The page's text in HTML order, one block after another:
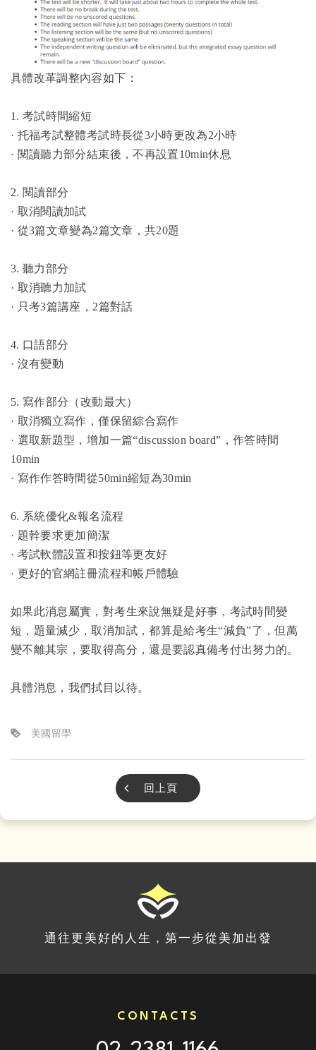
具體改革調整內容如下：
1. 考試時間縮短
· 托福考試整體考試時長從3小時更改為2小時
· 閱讀聽力部分結束後，不再設置10min休息
2. 閱讀部分
· 取消閱讀加試
· 從3篇文章變為2篇文章，共20題
3. 聽力部分
· 取消聽力加試
· 只考3篇講座，2篇對話
4. 口語部分
· 沒有變動
5. 寫作部分（改動最大）
· 取消獨立寫作，僅保留綜合寫作
· 選取新題型，增加一篇“discussion board”，作答時間
10min
· 寫作作答時間從50min縮短為30min
6. 系統優化&報名流程
· 題幹要求更加簡潔
· 考試軟體設置和按鈕等更友好
· 更好的官網註冊流程和帳戶體驗
如果此消息屬實，對考生來說無疑是好事，考試時間變
短，題量減少，取消加試，都算是給考生“減負”了，但萬
變不離其宗，要取得高分，還是要認真備考付出努力的。
具體消息，我們拭目以待。
美國留學
回上頁
通往更美好的人生，第一步從美加出發
CONTACTS